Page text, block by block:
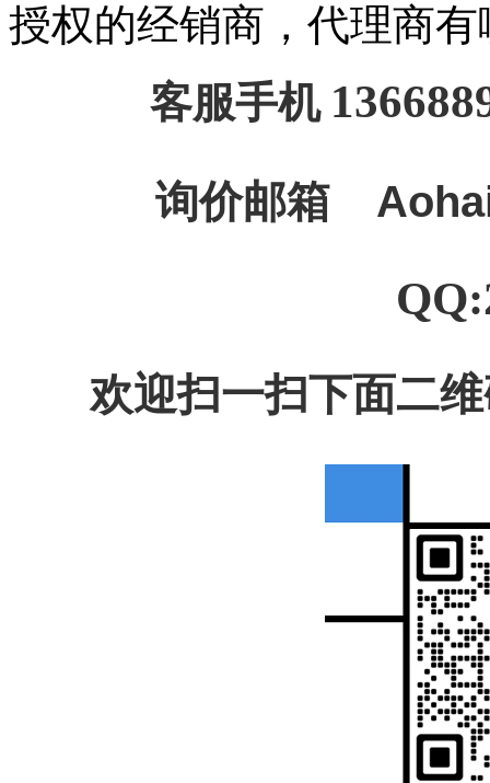
授权的经销商，代理商
客服手机
询价邮箱
欢迎扫一扫下面二